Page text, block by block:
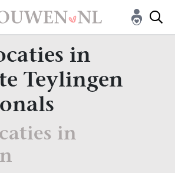
in
Teylingen
in